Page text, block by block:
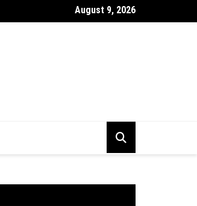
tragfähige Geschäftsentscheidungen?
August 9, 2026